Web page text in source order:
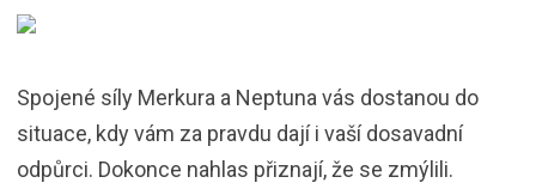
Spojené síly Merkura a Neptuna vás dostanou do
situace, kdy vám za pravdu dají i vaší dosavadní
odpůrci. Dokonce nahlas přiznají, že se zmýlili.